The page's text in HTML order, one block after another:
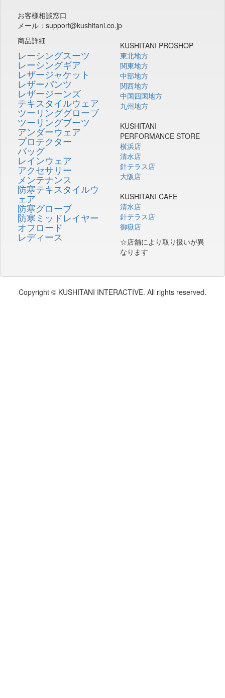
お客様相談窓口
メール：support@kushitani.co.jp
商品詳細
レーシングスーツ
レーシングギア
レザージャケット
レザーパンツ
レザージーンズ
テキスタイルウェア
ツーリンググローブ
ツーリングブーツ
アンダーウェア
プロテクター
バッグ
レインウェア
アクセサリー
メンテナンス
防寒テキスタイルウ
ェア
防寒グローブ
防寒ミッドレイヤー
オフロード
レディース
KUSHITANI PROSHOP
東北地方
関東地方
中部地方
関西地方
中国四国地方
九州地方
KUSHITANI
PERFORMANCE STORE
横浜店
清水店
針テラス店
大阪店
KUSHITANI CAFE
清水店
針テラス店
御嶽店
☆店舗により取り扱いが異
なります
Copyright © KUSHITANI INTERACTIVE. All rights reserved.